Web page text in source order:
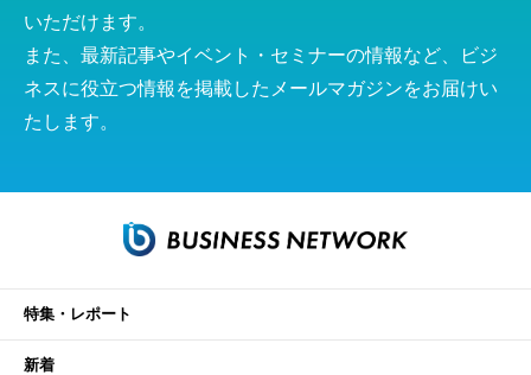
いただけます。
また、最新記事やイベント・セミナーの情報など、ビジ
ネスに役立つ情報を掲載したメールマガジンをお届けい
たします。
特集・レポート
新着